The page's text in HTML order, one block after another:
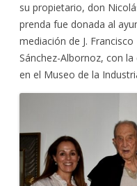
su propietario, don
prenda fue donada al
mediación de J.
Sánchez-Albornoz, con
en el Museo de la